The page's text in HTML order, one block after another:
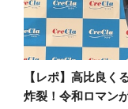
【レポ】高比良く
炸裂！令和ロマン